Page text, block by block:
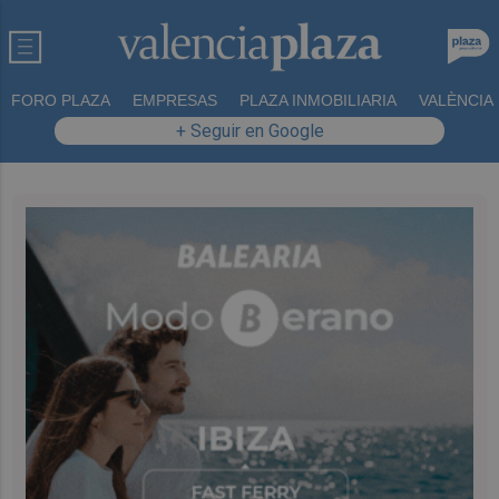
FORO PLAZA EMPRESAS PLAZA INMOBILIARIA VALÈNCIA
+ Seguir en Google